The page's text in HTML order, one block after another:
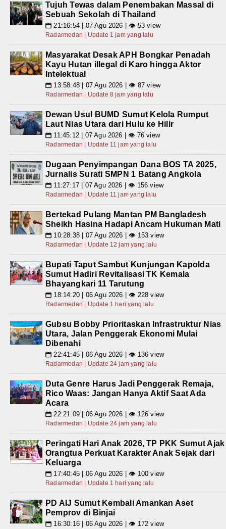
Tujuh Tewas dalam Penembakan Massal di
Sebuah Sekolah di Thailand
📅 21:16:54 | 07 Agu 2026 | 👁 53 view
Radarmedan | Update 1 jam yang lalu
Masyarakat Desak APH Bongkar Penadah
Kayu Hutan illegal di Karo hingga Aktor
Intelektual
📅 13:58:48 | 07 Agu 2026 | 👁 87 view
Radarmedan | Update 8 jam yang lalu
Dewan Usul BUMD Sumut Kelola Rumput
Laut Nias Utara dari Hulu ke Hilir
📅 11:45:12 | 07 Agu 2026 | 👁 76 view
Radarmedan | Update 11 jam yang lalu
Dugaan Penyimpangan Dana BOS TA 2025,
Jurnalis Surati SMPN 1 Batang Angkola
📅 11:27:17 | 07 Agu 2026 | 👁 156 view
Radarmedan | Update 11 jam yang lalu
Bertekad Pulang Mantan PM Bangladesh
Sheikh Hasina Hadapi Ancam Hukuman Mati
📅 10:28:38 | 07 Agu 2026 | 👁 153 view
Radarmedan | Update 12 jam yang lalu
Bupati Taput Sambut Kunjungan Kapolda
Sumut Hadiri Revitalisasi TK Kemala
Bhayangkari 11 Tarutung
📅 18:14:20 | 06 Agu 2026 | 👁 228 view
Radarmedan | Update 1 hari yang lalu
Gubsu Bobby Prioritaskan Infrastruktur Nias
Utara, Jalan Penggerak Ekonomi Mulai
Dibenahi
📅 22:41:45 | 06 Agu 2026 | 👁 136 view
Radarmedan | Update 24 jam yang lalu
Duta Genre Harus Jadi Penggerak Remaja,
Rico Waas: Jangan Hanya Aktif Saat Ada
Acara
📅 22:21:09 | 06 Agu 2026 | 👁 126 view
Radarmedan | Update 24 jam yang lalu
Peringati Hari Anak 2026, TP PKK Sumut Ajak
Orangtua Perkuat Karakter Anak Sejak dari
Keluarga
📅 17:40:45 | 06 Agu 2026 | 👁 100 view
Radarmedan | Update 1 hari yang lalu
PD AIJ Sumut Kembali Amankan Aset
Pemprov di Binjai
📅 16:30:16 | 06 Agu 2026 | 👁 172 view